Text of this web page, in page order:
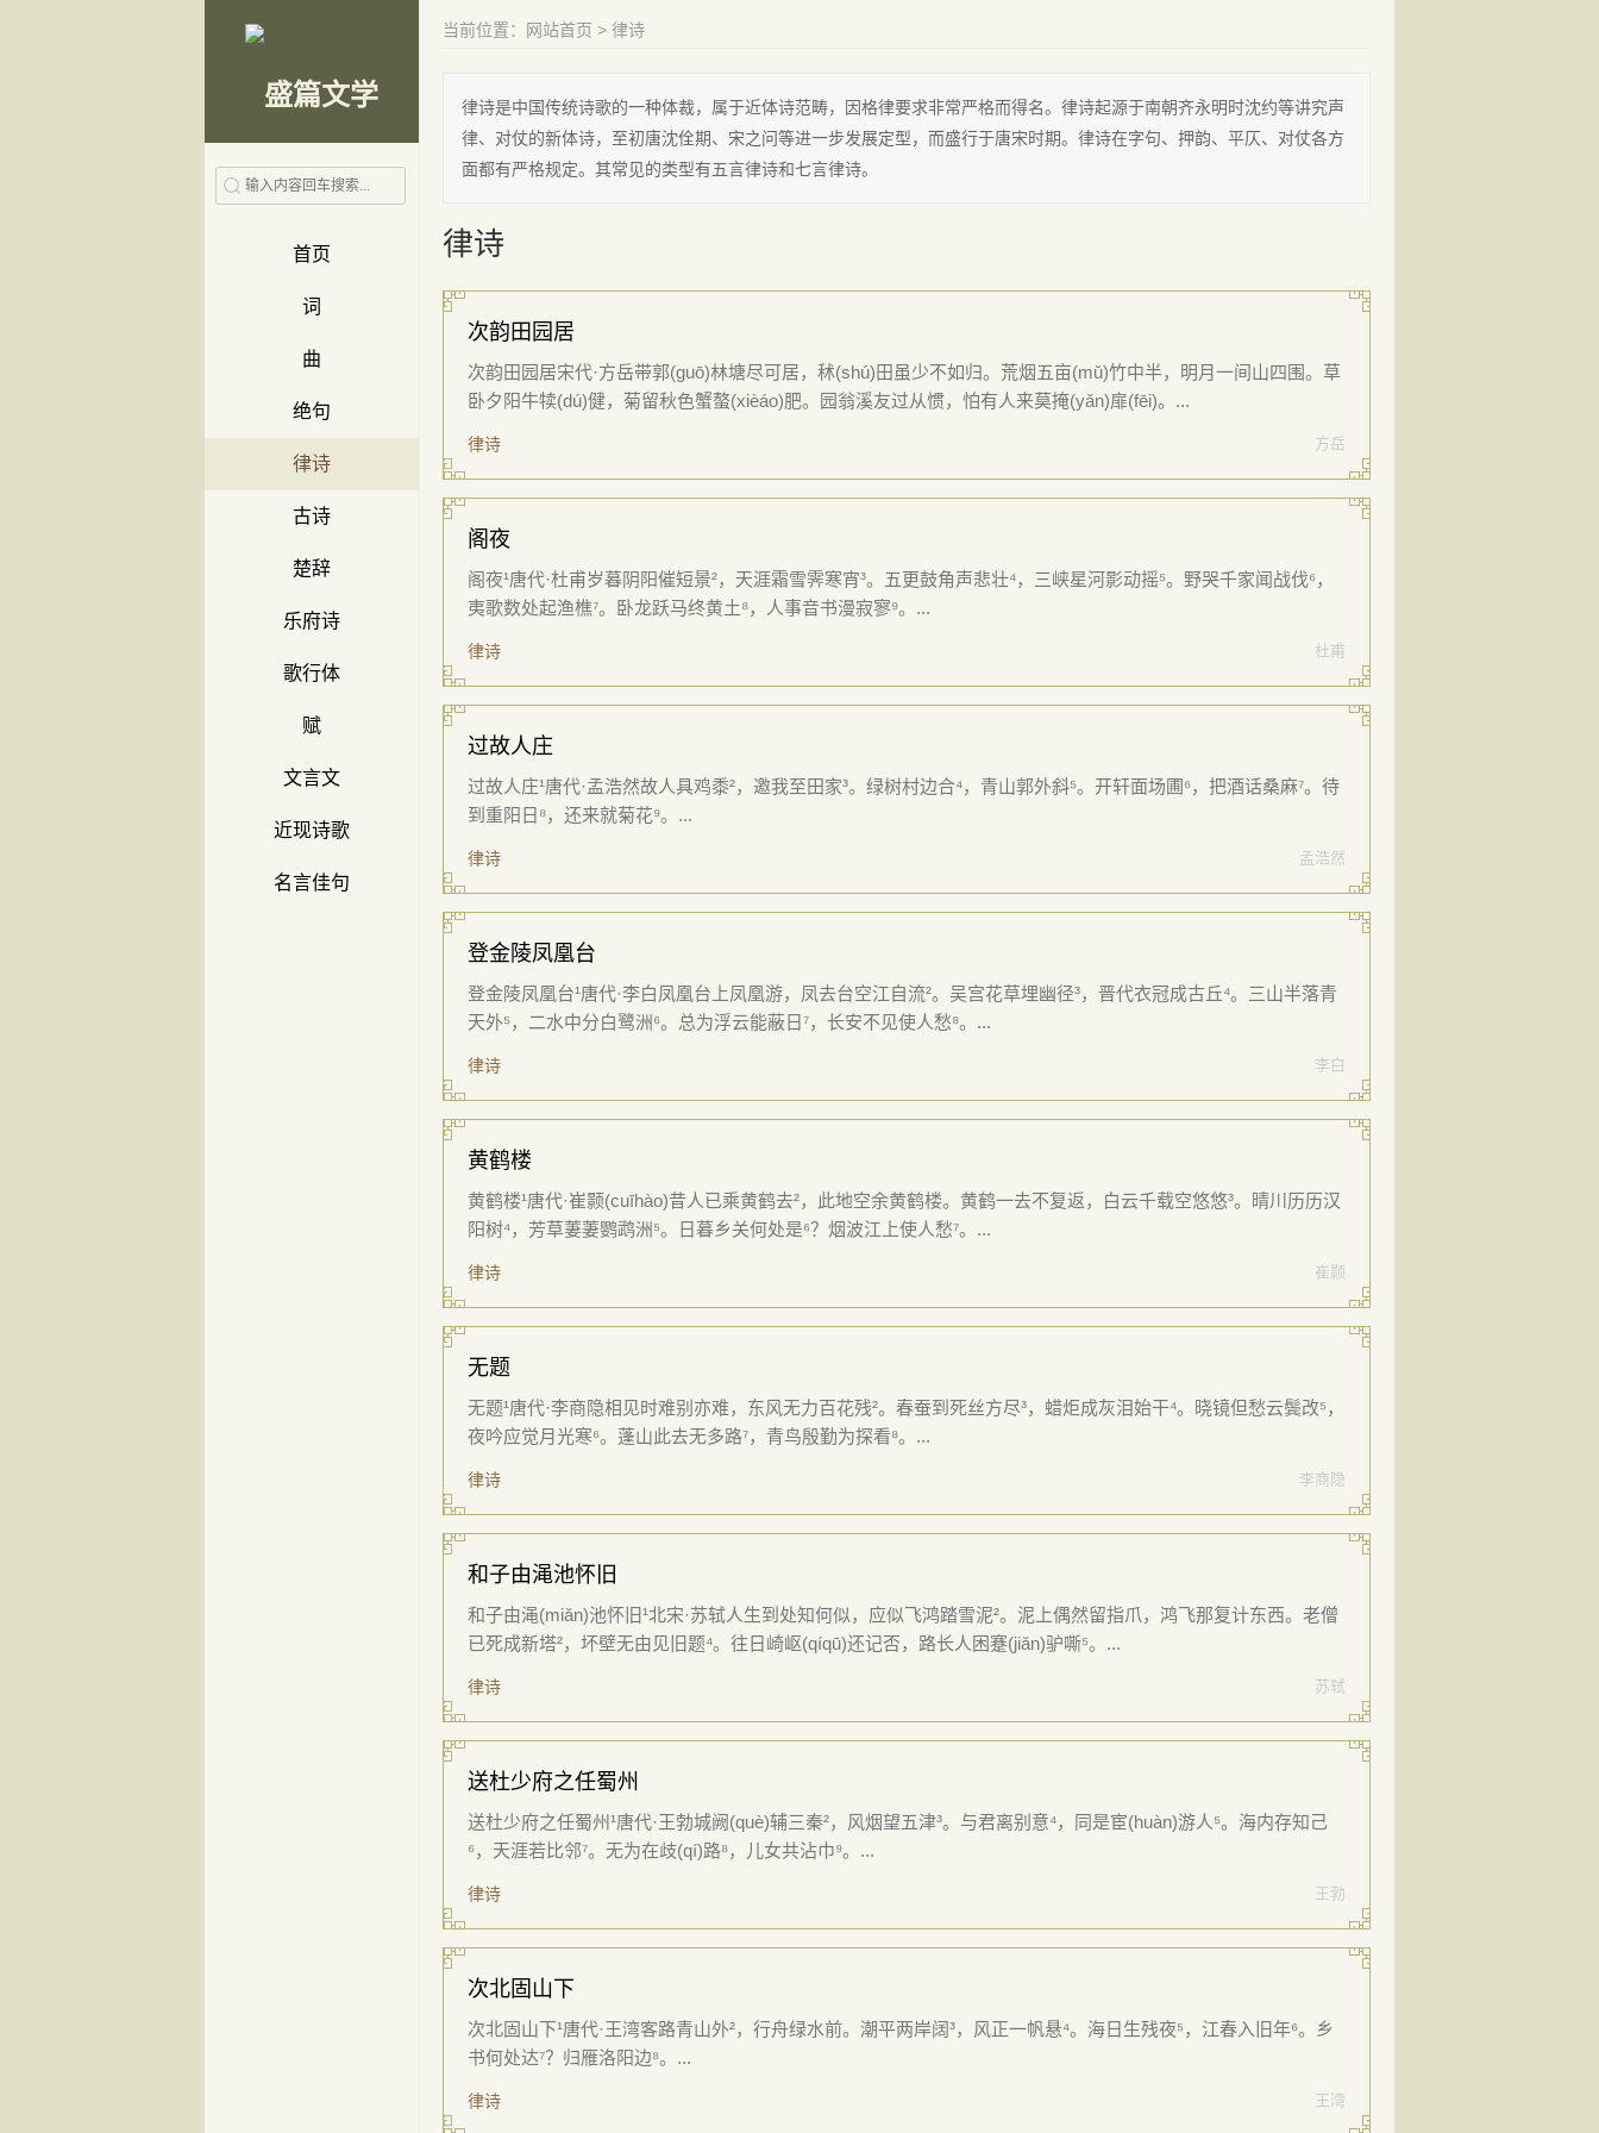
首页
词
曲
绝句
律诗
古诗
楚辞
乐府诗
歌行体
赋
文言文
近现诗歌
名言佳句
当前位置： 网站首页 > 律诗
律诗是中国传统诗歌的一种体裁，属于近体诗范畴，因格律要求非常严格而得名。律诗起源于南朝齐永明时沈约等讲究声
律、对仗的新体诗，至初唐沈佺期、宋之问等进一步发展定型，而盛行于唐宋时期。律诗在字句、押韵、平仄、对仗各方
面都有严格规定。其常见的类型有五言律诗和七言律诗。
律诗
次韵田园居
次韵田园居宋代·方岳带郭(guō)林塘尽可居，秫(shú)田虽少不如归。荒烟五亩(mǔ)竹中半，明月一间山四围。草
卧夕阳牛犊(dú)健，菊留秋色蟹螯(xièáo)肥。园翁溪友过从惯，怕有人来莫掩(yǎn)扉(fēi)。...
方岳
律诗
阁夜
阁夜¹唐代·杜甫岁暮阴阳催短景²，天涯霜雪霁寒宵³。五更鼓角声悲壮⁴，三峡星河影动摇⁵。野哭千家闻战伐⁶，
夷歌数处起渔樵⁷。卧龙跃马终黄土⁸，人事音书漫寂寥⁹。...
杜甫
律诗
过故人庄
过故人庄¹唐代·孟浩然故人具鸡黍²，邀我至田家³。绿树村边合⁴，青山郭外斜⁵。开轩面场圃⁶，把酒话桑麻⁷。待
到重阳日⁸，还来就菊花⁹。...
孟浩然
律诗
登金陵凤凰台
登金陵凤凰台¹唐代·李白凤凰台上凤凰游，凤去台空江自流²。吴宫花草埋幽径³，晋代衣冠成古丘⁴。三山半落青
天外⁵，二水中分白鹭洲⁶。总为浮云能蔽日⁷，长安不见使人愁⁸。...
李白
律诗
黄鹤楼
黄鹤楼¹唐代·崔颢(cuīhào)昔人已乘黄鹤去²，此地空余黄鹤楼。黄鹤一去不复返，白云千载空悠悠³。晴川历历汉
阳树⁴，芳草萋萋鹦鹉洲⁵。日暮乡关何处是⁶？烟波江上使人愁⁷。...
崔颢
律诗
无题
无题¹唐代·李商隐相见时难别亦难，东风无力百花残²。春蚕到死丝方尽³，蜡炬成灰泪始干⁴。晓镜但愁云鬓改⁵，
夜吟应觉月光寒⁶。蓬山此去无多路⁷，青鸟殷勤为探看⁸。...
李商隐
律诗
和子由渑池怀旧
和子由渑(miǎn)池怀旧¹北宋·苏轼人生到处知何似，应似飞鸿踏雪泥²。泥上偶然留指爪，鸿飞那复计东西。老僧
已死成新塔²，坏壁无由见旧题⁴。往日崎岖(qíqū)还记否，路长人困蹇(jiǎn)驴嘶⁵。...
苏轼
律诗
送杜少府之任蜀州
送杜少府之任蜀州¹唐代·王勃城阙(què)辅三秦²，风烟望五津³。与君离别意⁴，同是宦(huàn)游人⁵。海内存知己
⁶，天涯若比邻⁷。无为在歧(qí)路⁸，儿女共沾巾⁹。...
王勃
律诗
次北固山下
次北固山下¹唐代·王湾客路青山外²，行舟绿水前。潮平两岸阔³，风正一帆悬⁴。海日生残夜⁵，江春入旧年⁶。乡
书何处达⁷？归雁洛阳边⁸。...
王湾
律诗